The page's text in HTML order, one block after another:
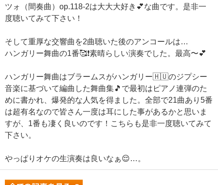
ツォ（間奏曲）op.118-2は大大大好き💕な曲です。是非一
度聴いてみて下さい！
そして重厚な交響曲を2曲聴いた後のアンコールは…
ハンガリー舞曲の1番🥰❗️素晴らしい演奏でした。最高〜💕
ハンガリー舞曲はブラームスがハンガリー🇭🇺のジプシー
音楽に基づいて編曲した舞曲集🎵で最初はピアノ連弾のた
めに書かれ、爆発的な人気を得ました。全部で21曲あり5番
は超有名なので皆さん一度は耳にした事があるかと思いま
すが、1番も凄く良いのです！こちらも是非一度聴いてみて
下さい。
やっぱりオケの生演奏は良いなぁ😌…。